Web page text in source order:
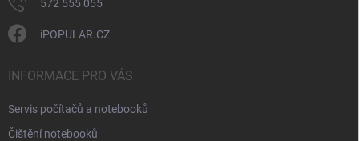
572 555 055
iPOPULAR.CZ
INFORMACE PRO VÁS
Servis počítačů a notebooků
Čištění notebooků